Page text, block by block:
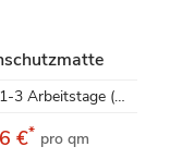
ca. 1-3 Arbeitstage (Mo-Fr)
€* pro qm